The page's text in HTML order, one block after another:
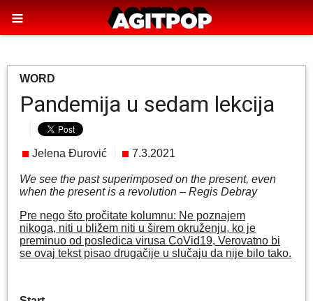
WORD
Pandemija u sedam lekcija
Jelena Đurović 7.3.2021
We see the past superimposed on the present, even
when the present is a revolution – Regis Debray
Pre nego što pročitate kolumnu: Ne poznajem
nikoga, niti u bližem niti u širem okruženju, ko je
preminuo od posledica virusa CoVid19, Verovatno bi
se ovaj tekst pisao drugačije u slučaju da nije bilo tako.